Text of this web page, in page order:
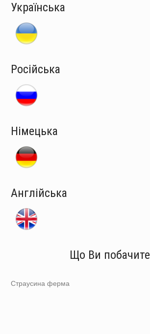
Українська
Російська
Німецька
Англійська
Що Ви побачите
Страусина ферма